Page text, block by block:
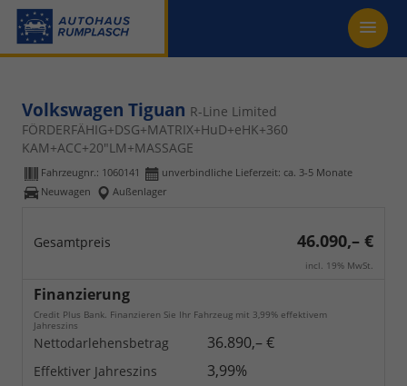
Volkswagen Tiguan R-Line Limited
FÖRDERFÄHIG+DSG+MATRIX+HuD+eHK+360
KAM+ACC+20"LM+MASSAGE
Fahrzeugnr.: 1060141
unverbindliche Lieferzeit: ca. 3-5 Monate
Neuwagen
Außenlager
Gesamtpreis 46.090,– €
incl. 19% MwSt.
Finanzierung
Credit Plus Bank. Finanzieren Sie Ihr Fahrzeug mit 3,99% effektivem
Jahreszins
Nettodarlehensbetrag 36.890,– €
Effektiver Jahreszins 3,99%